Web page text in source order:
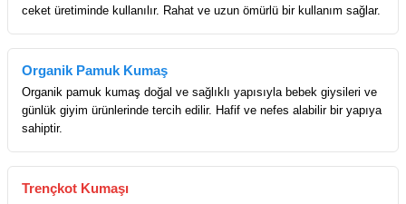
ceket üretiminde kullanılır. Rahat ve uzun ömürlü bir kullanım sağlar.
Organik Pamuk Kumaş
Organik pamuk kumaş doğal ve sağlıklı yapısıyla bebek giysileri ve
günlük giyim ürünlerinde tercih edilir. Hafif ve nefes alabilir bir yapıya
sahiptir.
Trençkot Kumaşı